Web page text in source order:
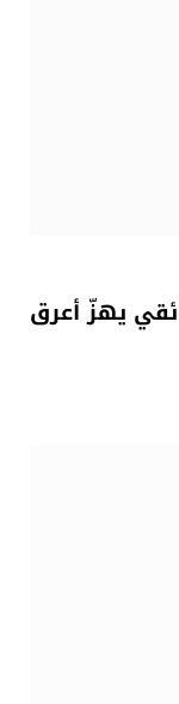
يهزّ أعرق